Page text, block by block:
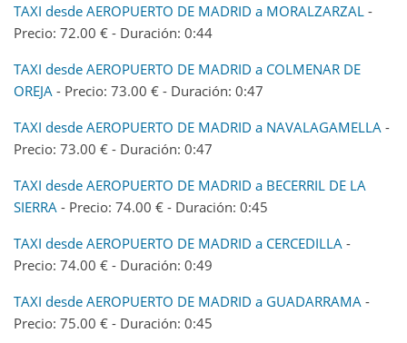
TAXI desde AEROPUERTO DE MADRID a MORALZARZAL -
Precio: 72.00 € - Duración: 0:44
TAXI desde AEROPUERTO DE MADRID a COLMENAR DE
OREJA - Precio: 73.00 € - Duración: 0:47
TAXI desde AEROPUERTO DE MADRID a NAVALAGAMELLA -
Precio: 73.00 € - Duración: 0:47
TAXI desde AEROPUERTO DE MADRID a BECERRIL DE LA
SIERRA - Precio: 74.00 € - Duración: 0:45
TAXI desde AEROPUERTO DE MADRID a CERCEDILLA -
Precio: 74.00 € - Duración: 0:49
TAXI desde AEROPUERTO DE MADRID a GUADARRAMA -
Precio: 75.00 € - Duración: 0:45